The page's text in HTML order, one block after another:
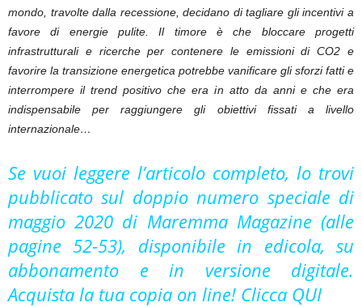
mondo, travolte dalla recessione, decidano di tagliare gli incentivi a
favore di energie pulite. Il timore è che bloccare progetti
infrastrutturali e ricerche per contenere le emissioni di CO2 e
favorire la transizione energetica potrebbe vanificare gli sforzi fatti e
interrompere il trend positivo che era in atto da anni e che era
indispensabile per raggiungere gli obiettivi fissati a livello
internazionale…
Se vuoi leggere l’articolo completo, lo trovi
pubblicato sul doppio numero speciale di
maggio 2020 di Maremma Magazine (alle
pagine 52-53), disponibile in edicola, su
abbonamento e in versione digitale.
Acquista la tua copia on line! Clicca QUI